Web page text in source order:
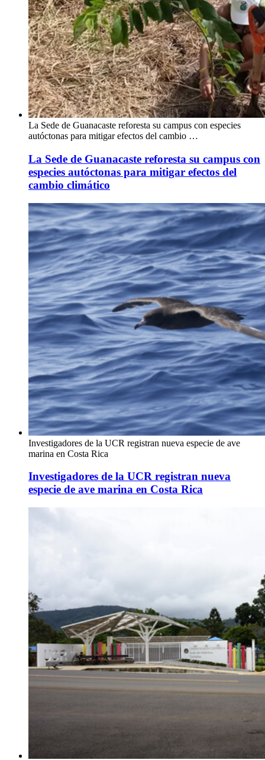
La Sede de Guanacaste reforesta su campus con especies
autóctonas para mitigar efectos del cambio …
La Sede de Guanacaste reforesta su campus con
especies autóctonas para mitigar efectos del
cambio climático
Investigadores de la UCR registran nueva especie de ave
marina en Costa Rica
Investigadores de la UCR registran nueva
especie de ave marina en Costa Rica